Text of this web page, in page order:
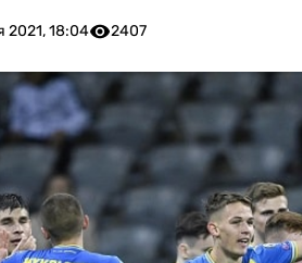
2021, 18:04 2407